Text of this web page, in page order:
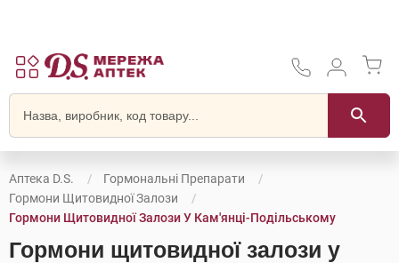
Аптека D.S.
Гормональні Препарати
Гормони Щитовидної Залози
Гормони Щитовидної Залози У Кам'янці-Подільському
Гормони щитовидної залози у